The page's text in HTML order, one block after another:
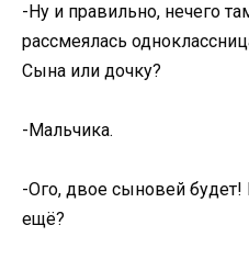
-Ну и правильно, нечего
рассмеялась
Сына или дочку?
-Мальчика.
-Ого, двое сыновей
ещё?